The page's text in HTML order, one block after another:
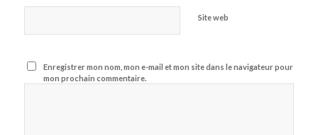
Site web
Enregistrer mon nom, mon e-mail et mon site dans le navigateur pour
mon prochain commentaire.